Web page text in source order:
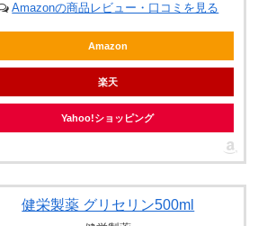
Amazonの商品レビュー・口コミを見る
Amazon
楽天
Yahoo!ショッピング
健栄製薬 グリセリン500ml